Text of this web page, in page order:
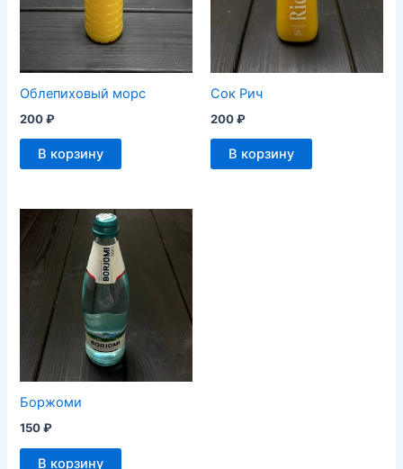
Облепиховый морс
200₽
В корзину
Сок Рич
200₽
В корзину
Боржоми
150₽
В корзину